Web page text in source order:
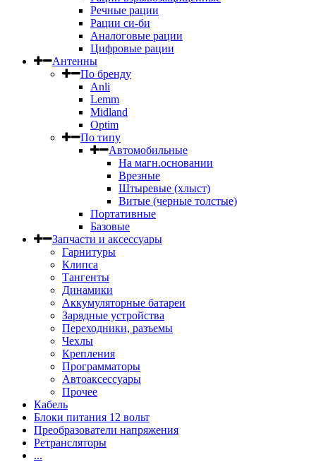
Речные рации
Рации си-би
Аналоговые рации
Цифровые рации
Антенны
По бренду
Anli
Lemm
Midland
Optim
По типу
Автомобильные
На магн.основании
Врезные
Штыревые (хлыст)
Витые (черные толстые)
Портативные
Базовые
Запчасти и аксессуары
Гарнитуры
Клипса
Тангенты
Динамики
Аккумуляторные батареи
Зарядные устройства
Переходники, разъемы
Чехлы
Крепления
Программаторы
Автоаксессуары
Прочее
Кабель
Блоки питания 12 вольт
Преобразователи напряжения
Ретрансляторы
...